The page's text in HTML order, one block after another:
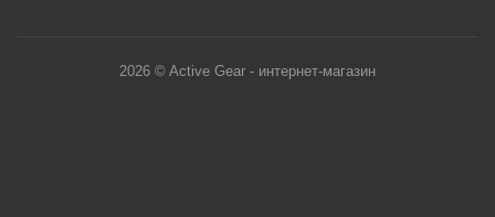
2026 © Active Gear - интернет-магазин